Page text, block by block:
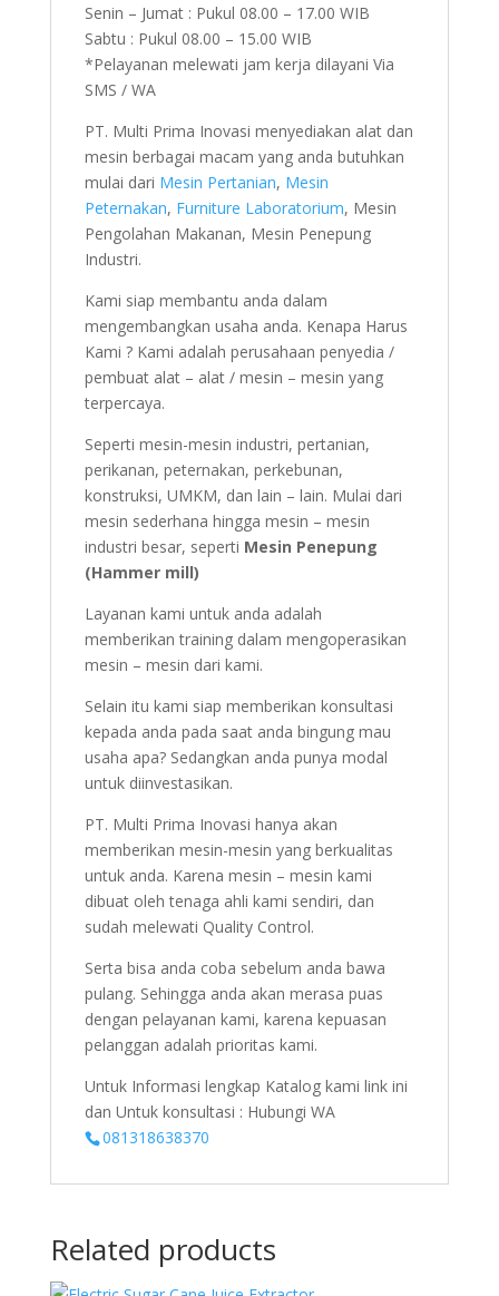
Senin – Jumat : Pukul 08.00 – 17.00 WIB
Sabtu : Pukul 08.00 – 15.00 WIB
*Pelayanan melewati jam kerja dilayani Via
SMS / WA
PT. Multi Prima Inovasi menyediakan alat dan
mesin berbagai macam yang anda butuhkan
mulai dari Mesin Pertanian, Mesin
Peternakan, Furniture Laboratorium, Mesin
Pengolahan Makanan, Mesin Penepung
Industri.
Kami siap membantu anda dalam
mengembangkan usaha anda. Kenapa Harus
Kami ? Kami adalah perusahaan penyedia /
pembuat alat – alat / mesin – mesin yang
terpercaya.
Seperti mesin-mesin industri, pertanian,
perikanan, peternakan, perkebunan,
konstruksi, UMKM, dan lain – lain. Mulai dari
mesin sederhana hingga mesin – mesin
industri besar, seperti Mesin Penepung
(Hammer mill)
Layanan kami untuk anda adalah
memberikan training dalam mengoperasikan
mesin – mesin dari kami.
Selain itu kami siap memberikan konsultasi
kepada anda pada saat anda bingung mau
usaha apa? Sedangkan anda punya modal
untuk diinvestasikan.
PT. Multi Prima Inovasi hanya akan
memberikan mesin-mesin yang berkualitas
untuk anda. Karena mesin – mesin kami
dibuat oleh tenaga ahli kami sendiri, dan
sudah melewati Quality Control.
Serta bisa anda coba sebelum anda bawa
pulang. Sehingga anda akan merasa puas
dengan pelayanan kami, karena kepuasan
pelanggan adalah prioritas kami.
Untuk Informasi lengkap Katalog kami link ini
dan Untuk konsultasi : Hubungi WA
081318638370
Related products